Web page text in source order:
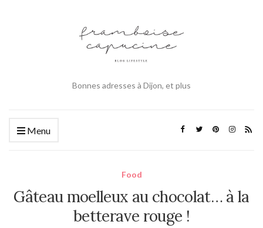
Bonnes adresses à Dijon, et plus
Menu
Food
Gâteau moelleux au chocolat… à la
betterave rouge !